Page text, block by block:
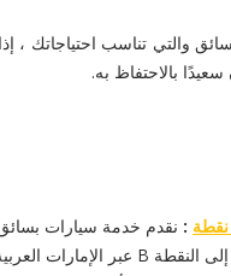
: نقدم خدمة سيارات